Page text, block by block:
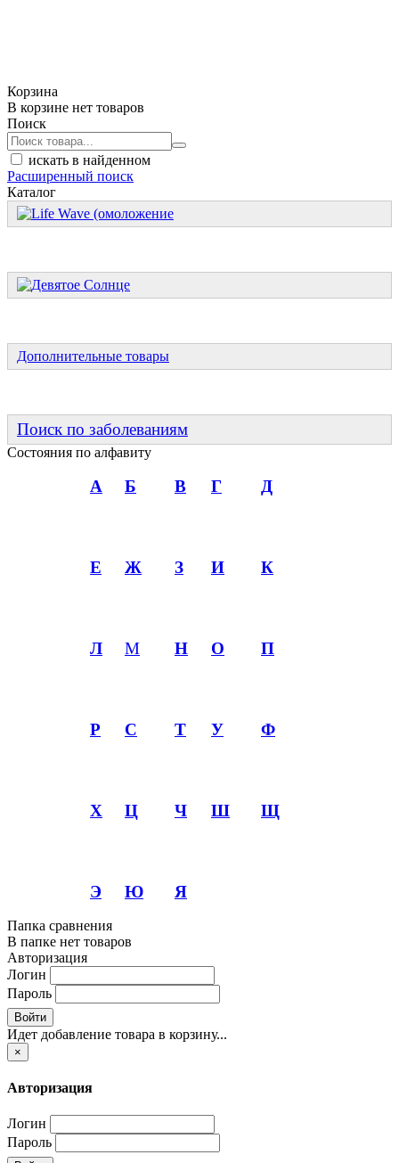
Корзина
В корзине нет товаров
Поиск
искать в найденном
Расширенный поиск
Каталог
Дополнительные товары
Поиск по заболеваниям
Состояния по алфавиту
А Б В Г Д
Е Ж З И К
Л М Н О П
Р С Т У Ф
Х Ц Ч Ш Щ
Э Ю Я
Папка сравнения
В папке нет товаров
Авторизация
Логин
Пароль
Войти
Идет добавление товара в корзину...
×
Авторизация
Логин
Пароль